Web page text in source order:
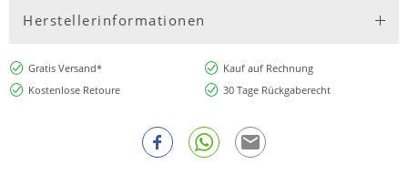
Herstellerinformationen
Gratis Versand*
Kauf auf Rechnung
Kostenlose Retoure
30 Tage Rückgaberecht